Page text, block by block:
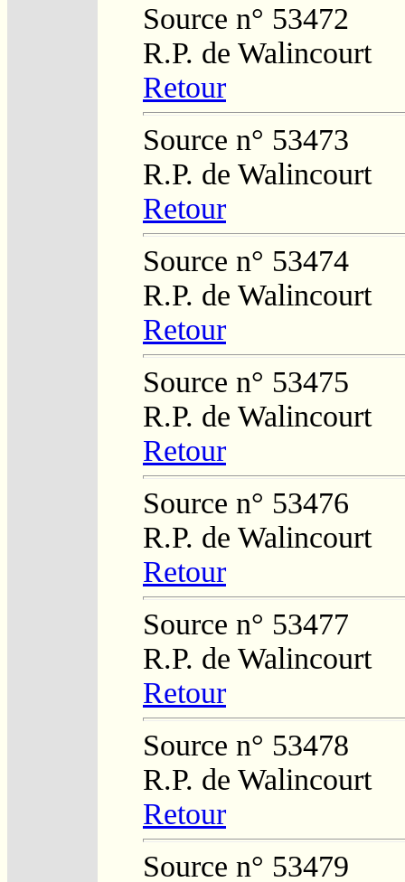
Source n° 53472
R.P. de Walincourt
Retour
Source n° 53473
R.P. de Walincourt
Retour
Source n° 53474
R.P. de Walincourt
Retour
Source n° 53475
R.P. de Walincourt
Retour
Source n° 53476
R.P. de Walincourt
Retour
Source n° 53477
R.P. de Walincourt
Retour
Source n° 53478
R.P. de Walincourt
Retour
Source n° 53479